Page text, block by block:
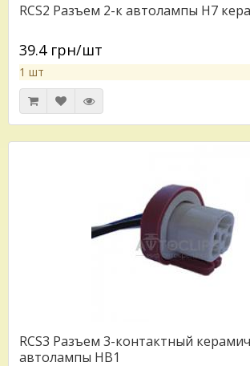
RCS2 Разъем 2-к автолампы H7
39.4 грн/шт
1 шт
RCS3 Разъем 3-контактный
автолампы HB1